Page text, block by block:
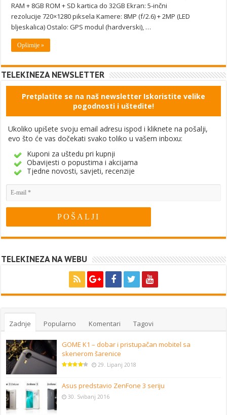
RAM + 8GB ROM + SD kartica do 32GB Ekran: 5-inčni
rezolucije 720×1280 piksela Kamere: 8MP (f/2.6) + 2MP (LED
bljeskalica) Ostalo: GPS modul (hardverski), …
Opširnije »
TELEKINEZA NEWSLETTER
Pretplatite se na naš newsletter Iskoristite velike
pogodnosti i uštedite!
Ukoliko upišete svoju email adresu ispod i kliknete na pošalji,
evo što će vas dočekati svako toliko u vašem inboxu:
Kuponi za uštedu pri kupnji
Obavijesti o popustima i akcijama
Tjedne novosti, savjeti, recenzije
TELEKINEZA NA WEBU
Zadnje Popularno Komentari Tagovi
GOME K1 – dobar i pristupačan mobitel sa
skenerom šarenice
29. Lipanj 2018
Asus predstavio ZenFone 3 seriju
30. Svibanj 2016